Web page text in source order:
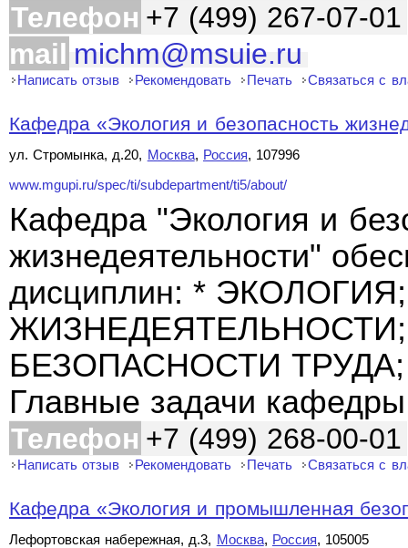
Телефон +7 (499) 267-07-01
mail michm@msuie.ru
Написать отзыв Рекомендовать Печать Связаться с
Кафедра «Экология и безопасность
ул. Стромынка, д.20, Москва, Россия, 107996
www.mgupi.ru/spec/ti/subdepartment/ti5/about/
Кафедра "Экология и
жизнедеятельности"
дисциплин: *
БЕЗОПАСНОСТИ
Главные задачи
Телефон +7 (499) 268-00-01
Написать отзыв Рекомендовать Печать Связаться с
Кафедра «Экология и промышленная
Лефортовская набережная, д.3, Москва, Россия, 105005